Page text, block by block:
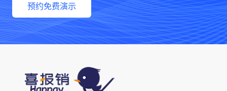
预约免费演示